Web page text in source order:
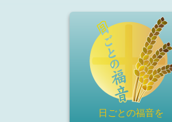
日ごとの福音を